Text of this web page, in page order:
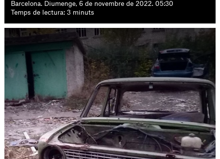
Barcelona. Diumenge, 6 de novembre de 2022. 05:30
Temps de lectura: 3 minuts